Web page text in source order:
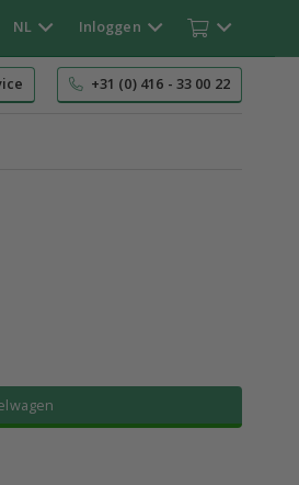
NL Inloggen
+31 (0) 416 - 33 00 22